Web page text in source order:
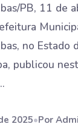
PB, 11 de
no Estado
publicou
2025•Por